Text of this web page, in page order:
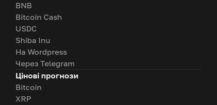
BNB
Bitcoin Cash
USDC
Shiba Inu
На Wordpress
Через Telegram
Цінові прогнози
Bitcoin
XRP